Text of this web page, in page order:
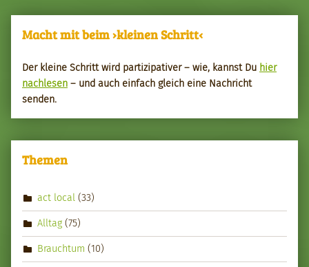
Macht mit beim ›kleinen Schritt‹
Der kleine Schritt wird par­tizipa­tiv­er – wie, kannst Du hier
nach­le­sen – und auch ein­fach gle­ich eine Nachricht
senden.
Themen
act local (33)
Alltag (75)
Brauchtum (10)